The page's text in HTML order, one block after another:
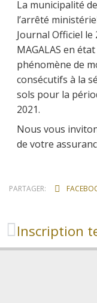
La municipalité
l’arrêté
Journal Officiel
MAGALAS en
phénomène de
consécutifs à la
sols pour la
2021.
Nous vous
de votre
PARTAGER: